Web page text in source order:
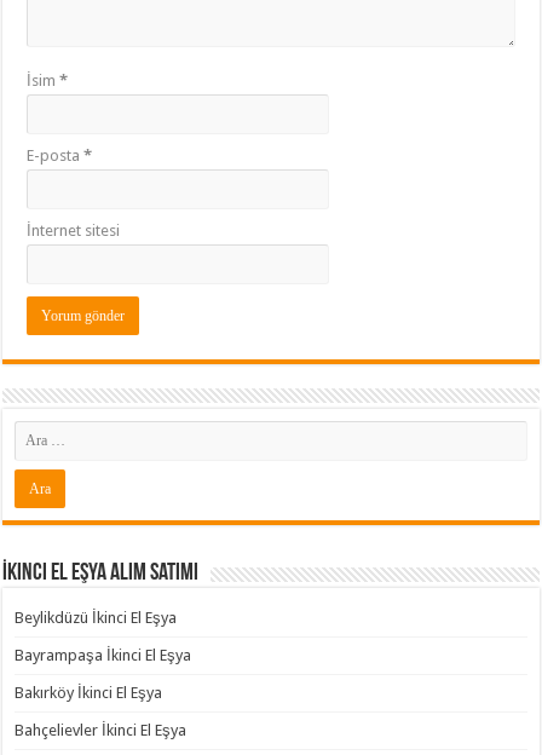
İsim*
E-posta*
İnternet sitesi
İkinci El Eşya Alım Satımı
Beylikdüzü İkinci El Eşya
Bayrampaşa İkinci El Eşya
Bakırköy İkinci El Eşya
Bahçelievler İkinci El Eşya